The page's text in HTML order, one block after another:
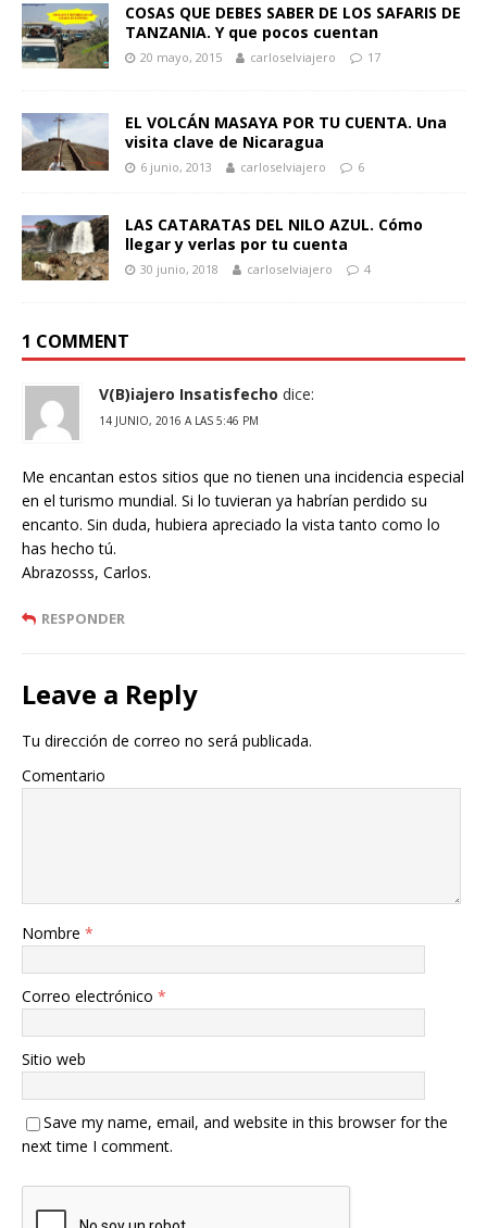
COSAS QUE DEBES SABER DE LOS SAFARIS DE
TANZANIA. Y que pocos cuentan
20 mayo, 2015 carloselviajero 17
EL VOLCÁN MASAYA POR TU CUENTA. Una
visita clave de Nicaragua
6 junio, 2013 carloselviajero 6
LAS CATARATAS DEL NILO AZUL. Cómo
llegar y verlas por tu cuenta
30 junio, 2018 carloselviajero 4
1 COMMENT
V(B)iajero Insatisfecho dice:
14 JUNIO, 2016 A LAS 5:46 PM
Me encantan estos sitios que no tienen una incidencia especial
en el turismo mundial. Si lo tuvieran ya habrían perdido su
encanto. Sin duda, hubiera apreciado la vista tanto como lo
has hecho tú.
Abrazosss, Carlos.
RESPONDER
Leave a Reply
Tu dirección de correo no será publicada.
Comentario
Nombre *
Correo electrónico *
Sitio web
Save my name, email, and website in this browser for the
next time I comment.